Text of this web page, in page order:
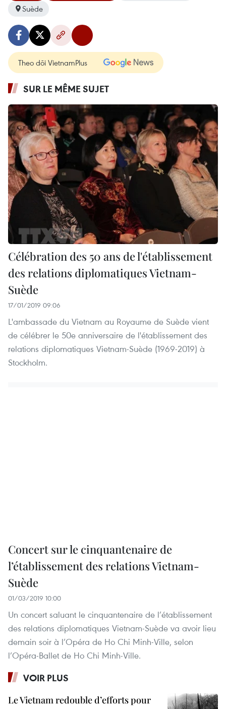
Suède
Theo dõi VietnamPlus
SUR LE MÊME SUJET
Célébration des 50 ans de l'établissement
des relations diplomatiques Vietnam-
Suède
17/01/2019 09:06
L'ambassade du Vietnam au Royaume de Suède vient
de célébrer le 50e anniversaire de l'établissement des
relations diplomatiques Vietnam-Suède (1969-2019) à
Stockholm.
Concert sur le cinquantenaire de
l’établissement des relations Vietnam-
Suède
01/03/2019 10:00
Un concert saluant le cinquantenaire de l’établissement
des relations diplomatiques Vietnam-Suède va avoir lieu
demain soir à l’Opéra de Ho Chi Minh-Ville, selon
l’Opéra-Ballet de Ho Chi Minh-Ville.
VOIR PLUS
Le Vietnam redouble d’efforts pour